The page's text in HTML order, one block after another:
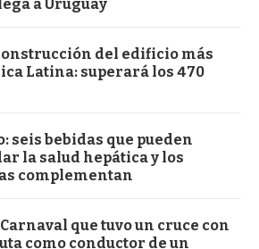
a Uruguay
del edificio más
Latina: superará los 470
seis bebidas que pueden
la salud hepática y los
complementan
que tuvo un cruce con
como conductor de un